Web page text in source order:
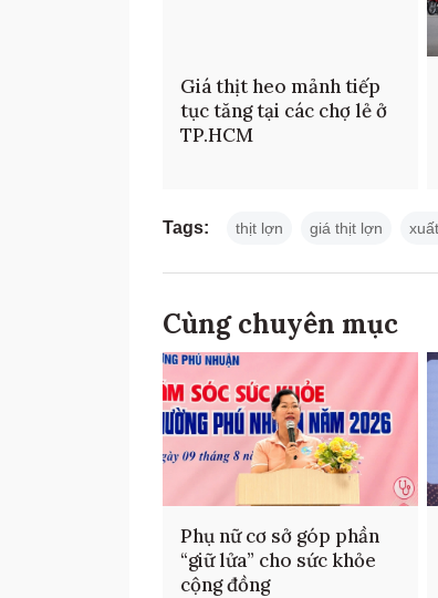
Giá thịt heo mảnh tiếp
tục tăng tại các chợ lẻ ở
TP.HCM
Tags: thịt lợn giá thịt lợn
Cùng chuyên mục
Phụ nữ cơ sở góp phần
“giữ lửa” cho sức khỏe
cộng đồng